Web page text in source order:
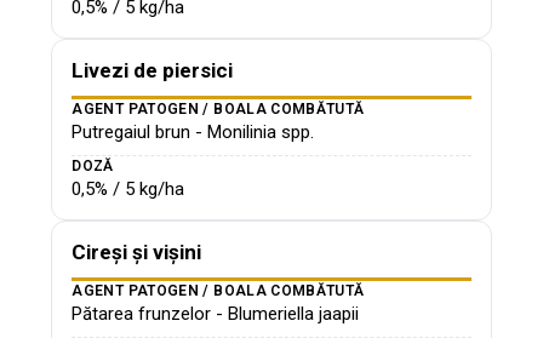
0,5% / 5 kg/ha
Livezi de piersici
AGENT PATOGEN / BOALA COMBĂTUTĂ
Putregaiul brun - Monilinia spp.
DOZĂ
0,5% / 5 kg/ha
Cireși și vișini
AGENT PATOGEN / BOALA COMBĂTUTĂ
Pătarea frunzelor - Blumeriella jaapii